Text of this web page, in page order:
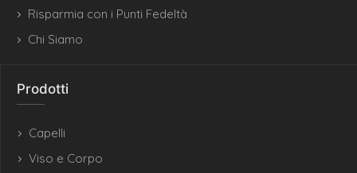
Risparmia con i Punti Fedeltà
Chi Siamo
Prodotti
Capelli
Viso e Corpo